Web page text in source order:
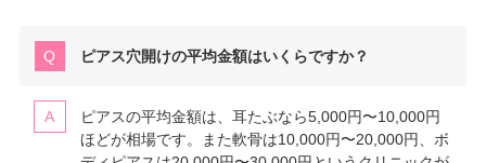
ピアス穴開けの平均金額はいくらですか？
ピアスの平均金額は、耳たぶなら5,000円〜10,000円
ほどが相場です。また軟骨は10,000円〜20,000円、ボ